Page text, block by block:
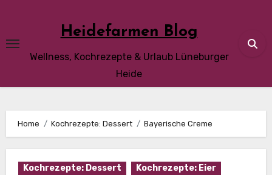
content
Heidefarmen Blog
Wellness, Kochrezepte & Urlaub Lüneburger
Heide
Home Kochrezepte: Dessert Bayerische Creme
Kochrezepte: Dessert
Kochrezepte: Eier